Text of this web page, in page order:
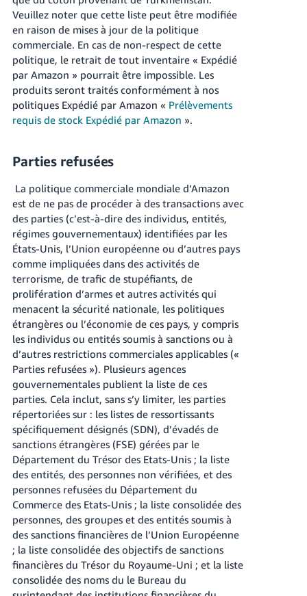
Veuillez noter que cette liste peut être modifiée
en raison de mises à jour de la politique
commerciale. En cas de non-respect de cette
politique, le retrait de tout inventaire « Expédié
par Amazon » pourrait être impossible. Les
produits seront traités conformément à nos
politiques Expédié par Amazon « Prélèvements
requis de stock Expédié par Amazon ».
Parties refusées
La politique commerciale mondiale d’Amazon
est de ne pas de procéder à des transactions avec
des parties (c’est-à-dire des individus, entités,
régimes gouvernementaux) identifiées par les
États-Unis, l’Union européenne ou d’autres pays
comme impliquées dans des activités de
terrorisme, de trafic de stupéfiants, de
prolifération d’armes et autres activités qui
menacent la sécurité nationale, les politiques
étrangères ou l’économie de ces pays, y compris
les individus ou entités soumis à sanctions ou à
d’autres restrictions commerciales applicables («
Parties refusées »). Plusieurs agences
gouvernementales publient la liste de ces
parties. Cela inclut, sans s’y limiter, les parties
répertoriées sur : les listes de ressortissants
spécifiquement désignés (SDN), d’évadés de
sanctions étrangères (FSE) gérées par le
Département du Trésor des Etats-Unis ; la liste
des entités, des personnes non vérifiées, et des
personnes refusées du Département du
Commerce des Etats-Unis ; la liste consolidée des
personnes, des groupes et des entités soumis à
des sanctions financières de l’Union Européenne
; la liste consolidée des objectifs de sanctions
financières du Trésor du Royaume-Uni ; et la liste
consolidée des noms du le Bureau du